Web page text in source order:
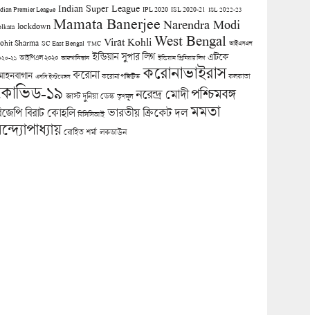
Premier League Indian Super League IPL 2020 ISL 2020-21 ISL 2022-23
lockdown Mamata Banerjee Narendra Modi
Sharma SC East Bengal TMC Virat Kohli West Bengal আইএসএল
২১ আইপিএল ২০২০ আফগানিস্তান ইন্ডিয়ান সুপার লিগ ইন্ডিয়ান প্রিমিয়ার লিগ এটিকে
এসসি ইস্টবেঙ্গল করোনা করোনা পজিটিভ করোনাভাইরাস কলকাতা
১৯ জাস্ট দুনিয়া ডেস্ক তৃণমূল নরেন্দ্র মোদী পশ্চিমবঙ্গ
বিরাট কোহলি বিসিসিআই ভারতীয় ক্রিকেট দল মমতা
রোহিত শর্মা লকডাউন